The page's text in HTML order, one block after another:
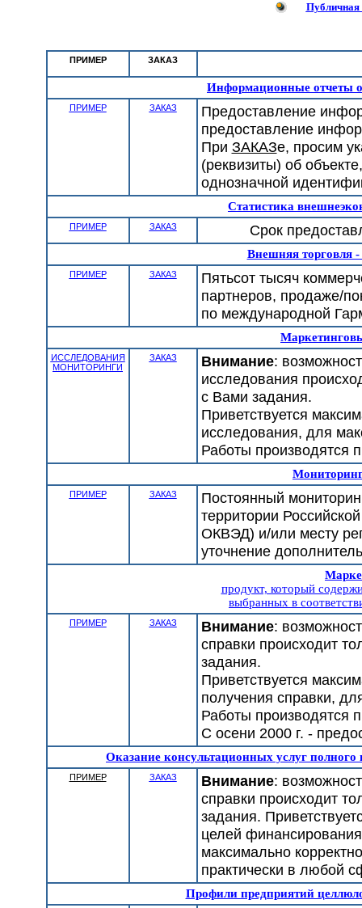
Публичная
ПРИМЕР ЗАКАЗ
Информационные отчеты
ПРИМЕР ЗАКАЗ
Предоставление
предоставление
При ЗАКАЗе, просим
(реквизиты) об
однозначной
Статистика
ПРИМЕР ЗАКАЗ Срок
Внешняя торговля
ПРИМЕР ЗАКАЗ
Пятьсот тысяч
партнеров, продаже/
по международной
ИССЛЕДОВАНИЯ
МОНИТОРИНГИ
ЗАКАЗ Внимание:
исследования
с Вами задания.
Приветствуется
исследования, для
Работы производятся
ПРИМЕР ЗАКАЗ
Постоянный
территории
ОКВЭД) и/или месту
уточнение
продукт, который
выбранных в
ПРИМЕР ЗАКАЗ Внимание:
справки происходит
задания.
Приветствуется
получения справки,
Работы производятся
С осени 2000 г. -
Оказание консультационных услуг
ПРИМЕР ЗАКАЗ Внимание:
справки происходит
задания.
целей
максимально
практически в любой
Профили предприятий